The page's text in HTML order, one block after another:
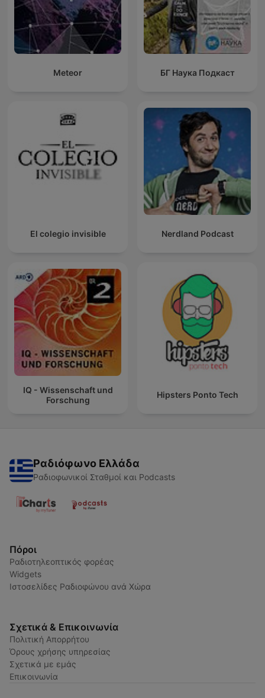
Meteor БГ Наука Подкаст
El colegio invisible Nerdland Podcast
IQ - Wissenschaft und
Forschung
Hipsters Ponto Tech
Ραδιόφωνο Ελλάδα
Ραδιοφωνικοί Σταθμοί και Podcasts
Πόροι
Ραδιοτηλεοπτικός φορέας
Widgets
Ιστοσελίδες Ραδιοφώνου ανά Χώρα
Σχετικά & Επικοινωνία
Πολιτική Απορρήτου
Όρους χρήσης υπηρεσίας
Σχετικά με εμάς
Επικοινωνία